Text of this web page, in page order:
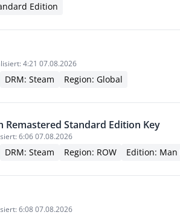
Edition
4:21 07.08.2026
DRM: Steam Region: Global
Remastered Standard Edition Key
6:06 07.08.2026
DRM: Steam Region: ROW Edition:
6:08 07.08.2026